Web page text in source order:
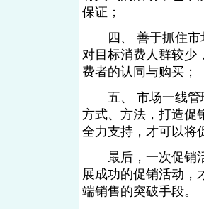
保证；
四、 善于抓住市
对目标消费人群较少
费者的认同与购买；
五、 市场一线管
方式、方法，打造促
全力支持，才可以将
最后，一次促销活
展成功的促销活动，
端销售的突破手